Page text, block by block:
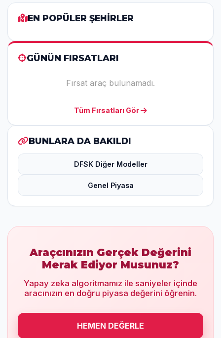
EN POPÜLER ŞEHİRLER
GÜNÜN FIRSATLARI
Fırsat araç bulunamadı.
Tüm Fırsatları Gör
BUNLARA DA BAKILDI
DFSK Diğer Modeller
Genel Piyasa
Araçcınızın Gerçek Değerini
Merak Ediyor Musunuz?
Yapay zeka algoritmamız ile saniyeler içinde
aracınızın en doğru piyasa değerini öğrenin.
HEMEN DEĞERLE